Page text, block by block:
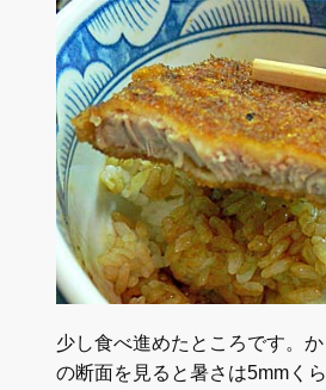
少し食べ進めたところです。
の断面を見ると暑さは5mmくら